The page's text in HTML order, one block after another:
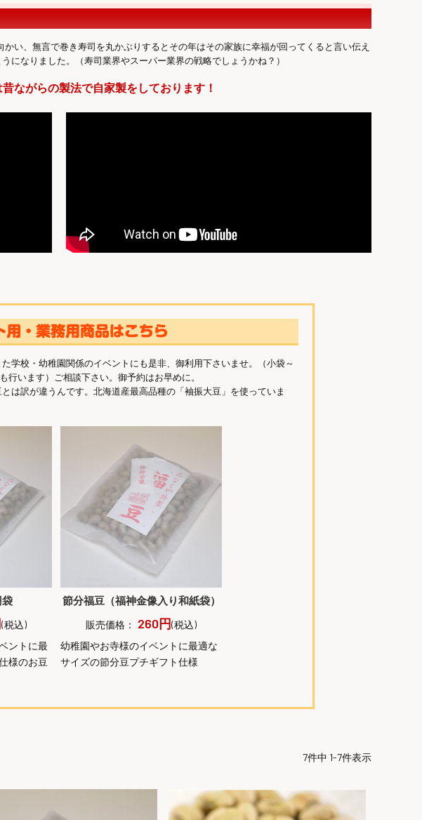
い、無言で巻き寿司を丸かぶりするとその年はその家族に幸福が回ってくると言い伝え
になりました。（寿司業界やスーパー業界の戦略でしょうかね？）
ながらの製法で自家製をしております！
学校・幼稚園関係のイベントにも是非、御利用下さいませ。（小袋～
います）ご相談下さい。御予約はお早めに。
は訳が違うんです。北海道産最高品種の「袖振大豆」を使っていま
(税込)
ントに最
様のお豆
節分福豆（福神金像入り和紙袋）
販売価格： 260円(税込)
幼稚園やお寺様のイベントに最適な
サイズの節分豆プチギフト仕様
7件中 1-7件表示